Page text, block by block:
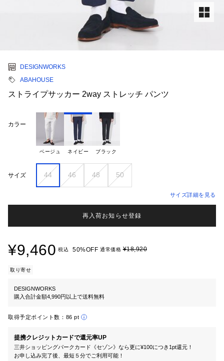
DESIGNWORKS
ABAHOUSE
ストライプサッカー 2way ストレッチ パンツ
カラー
ベージュ ネイビー ブラック
サイズ 44 46 48 50
サイズ詳細を見る
再入荷お知らせ登録
¥9,460 税込 50%OFF 通常価格¥18,920
取り寄せ
DESIGNWORKS
購入合計金額4,990円以上で送料無料
取得予定ポイント数： 86 pt
提携クレジットカードで還元率UP
三井ショッピングパークカード《セゾン》なら更に¥100につき1pt還元！
お申し込み完了後、最短５分でご利用可能！